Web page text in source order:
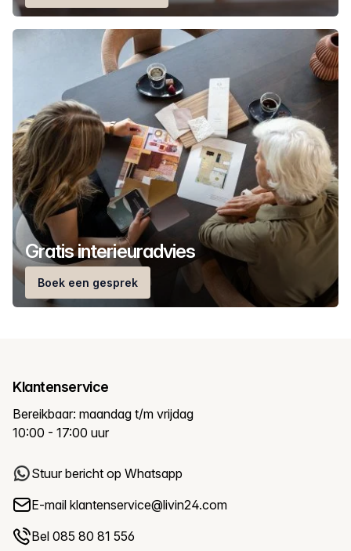
Gratis interieuradvies
Boek een gesprek
Klantenservice
Bereikbaar: maandag t/m vrijdag
10:00 - 17:00 uur
Stuur bericht op Whatsapp
E-mail klantenservice@livin24.com
Bel 085 80 81 556